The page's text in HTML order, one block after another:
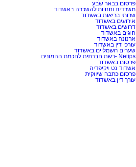
פרסום בבאר שבע
משרדים וחנויות להשכרה באשדוד
שרותי בריאות באשדוד
אירועים באשדוד
דרושים באשדוד
חוגים באשדוד
ארנונה באשדוד
עורכי דין באשדוד
שערים חשמליים באשדוד
Netips -רשת חברתית לחכמת ההמונים
פרסום באשדוד
אשדוד נט ויקיפדיה
פרסום כתבה שיווקית
עורך דין באשדוד